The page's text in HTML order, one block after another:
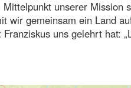
unserer
wir gemeinsam ein Land
uns gelehrt hat: